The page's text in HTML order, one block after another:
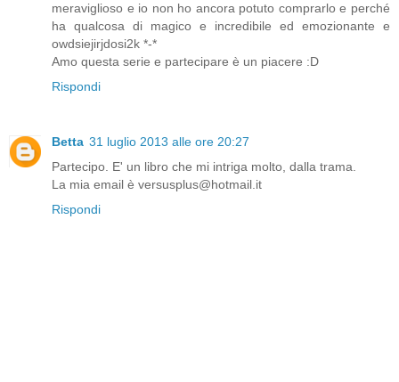
meraviglioso e io non ho ancora potuto comprarlo e perché
ha qualcosa di magico e incredibile ed emozionante e
owdsiejirjdosi2k *-*
Amo questa serie e partecipare è un piacere :D
Rispondi
Betta 31 luglio 2013 alle ore 20:27
Partecipo. E' un libro che mi intriga molto, dalla trama.
La mia email è versusplus@hotmail.it
Rispondi